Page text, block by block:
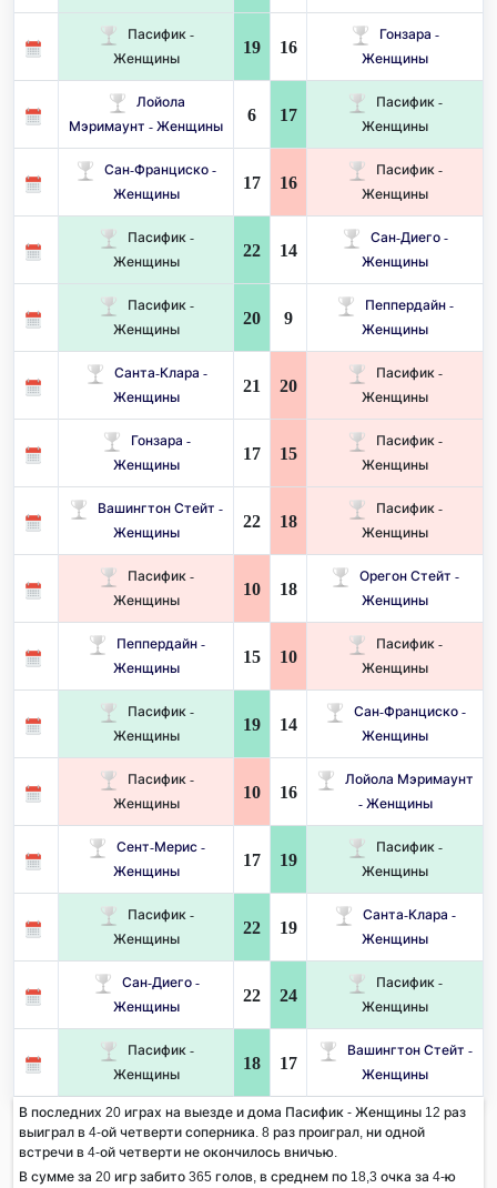
Пасифик -
Женщины
19 16
Гонзара -
Женщины
Лойола
Мэримаунт - Женщины
6 17
Пасифик -
Женщины
Сан-Франциско -
Женщины
17 16
Пасифик -
Женщины
Пасифик -
Женщины
22 14
Сан-Диего -
Женщины
Пасифик -
Женщины
20 9
Пеппердайн -
Женщины
Санта-Клара -
Женщины
21 20
Пасифик -
Женщины
Гонзара -
Женщины
17 15
Пасифик -
Женщины
Вашингтон Стейт -
Женщины
22 18
Пасифик -
Женщины
Пасифик -
Женщины
10 18
Орегон Стейт -
Женщины
Пеппердайн -
Женщины
15 10
Пасифик -
Женщины
Пасифик -
Женщины
19 14
Сан-Франциско -
Женщины
Пасифик -
Женщины
10 16
Лойола Мэримаунт
- Женщины
Сент-Мерис -
Женщины
17 19
Пасифик -
Женщины
Пасифик -
Женщины
22 19
Санта-Клара -
Женщины
Сан-Диего -
Женщины
22 24
Пасифик -
Женщины
Пасифик -
Женщины
18 17
Вашингтон Стейт -
Женщины
В последних 20 играх на выезде и дома Пасифик - Женщины 12 раз
выиграл в 4-ой четверти соперника. 8 раз проиграл, ни одной
встречи в 4-ой четверти не окончилось вничью.
В сумме за 20 игр забито 365 голов, в среднем по 18,3 очка за 4-ю